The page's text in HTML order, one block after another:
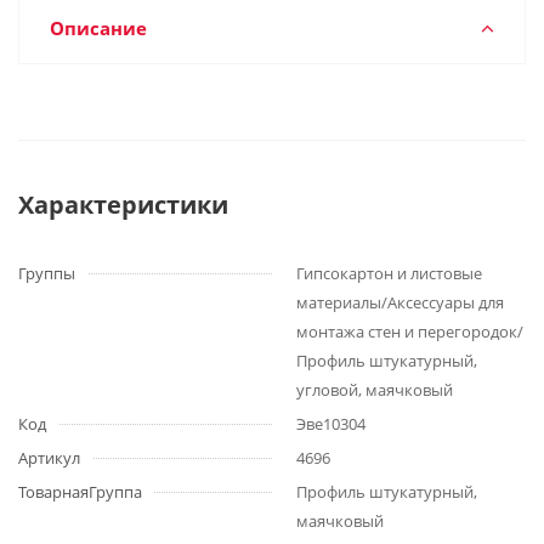
Описание
Характеристики
Группы
Гипсокартон и листовые
материалы/Аксессуары для
монтажа стен и перегородок/
Профиль штукатурный,
угловой, маячковый
Код
Эве10304
Артикул
4696
ТоварнаяГруппа
Профиль штукатурный,
маячковый